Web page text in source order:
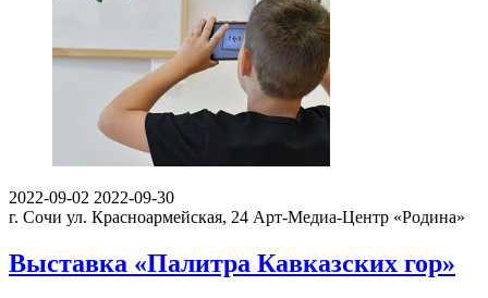
2022-09-02 2022-09-30
г. Сочи ул. Красноармейская, 24 Арт-Медиа-Центр «Родина»
Выставка «Палитра Кавказских гор»